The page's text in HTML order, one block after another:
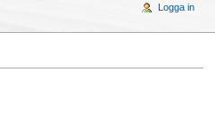
Logga in